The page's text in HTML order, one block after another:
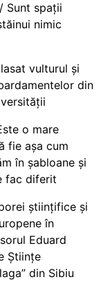
Sunt spații
nimic
vulturul și
din
o mare
fie așa cum
în șabloane și
fac diferit
științifice și
în
Eduard
Științe
din Sibiu